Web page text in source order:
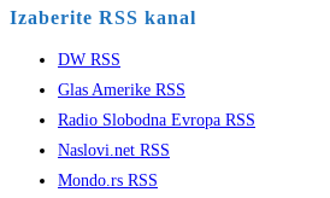
Izaberite RSS kanal
DW RSS
Glas Amerike RSS
Radio Slobodna Evropa RSS
Naslovi.net RSS
Mondo.rs RSS